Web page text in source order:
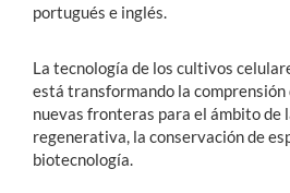
portugués e inglés.
La tecnología de los cultivos
está transformando la comprensión
nuevas fronteras para el ámbito de
regenerativa, la conservación de
biotecnología.